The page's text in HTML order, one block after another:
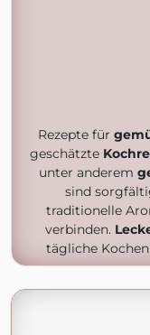
Rezepte für
geschätzte
unter anderem
sind
traditionelle
verbinden.
tägliche